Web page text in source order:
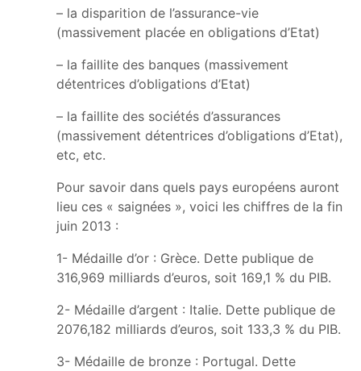
– la disparition de l’assurance-vie
(massivement placée en obligations d’Etat)
– la faillite des banques (massivement
détentrices d’obligations d’Etat)
– la faillite des sociétés d’assurances
(massivement détentrices d’obligations d’Etat),
etc, etc.
Pour savoir dans quels pays européens auront
lieu ces « saignées », voici les chiffres de la fin
juin 2013 :
1- Médaille d’or : Grèce. Dette publique de
316,969 milliards d’euros, soit 169,1 % du PIB.
2- Médaille d’argent : Italie. Dette publique de
2076,182 milliards d’euros, soit 133,3 % du PIB.
3- Médaille de bronze : Portugal. Dette